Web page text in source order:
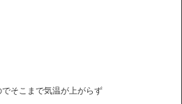
そこまで気温が上がらず